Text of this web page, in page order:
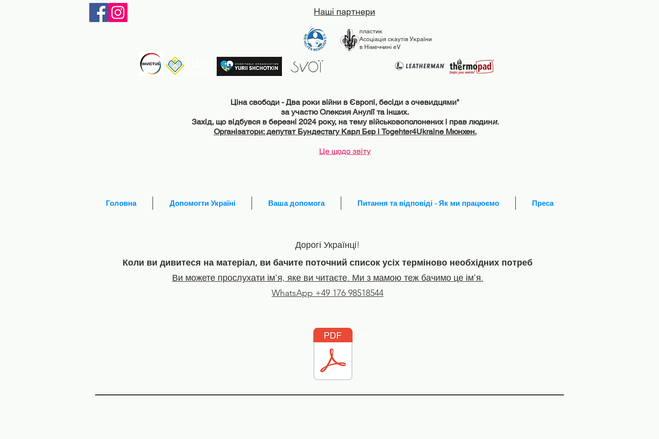
Наші партнери
пластик
Асоціація скаутів України
в Німеччині eV
Ціна свободи - Два роки війни в Європі, бесіди з очевидцями"
за участю Олексия Анулії та інших.
Захід, що відбувся в березні 2024 року, на тему військовополонених і прав людини.
Організатори: депутат Бундестагу Карл Бєр і Togehter4Ukraine Мюнхен.
Це щодо звіту
Головна Допомогти Україні Ваша допомога Питання та відповіді - Як ми працюємо Преса
Дорогі Українці!
Коли ви дивитеся на матеріал, ви бачите поточний список усіх терміново необхідних потреб
Ви можете прослухати ім'я, яке ви читаєте. Ми з мамою теж бачимо це ім’я.
WhatsApp +49 176 98518544